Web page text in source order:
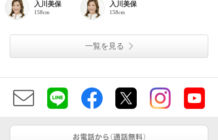
入川美保
158cm
入川美保
158cm
一覧を見る